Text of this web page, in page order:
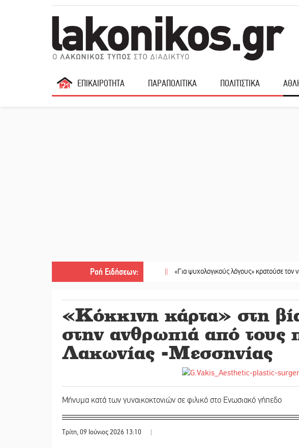
ΕΠΙΚΑΙΡΟΤΗΤΑ ΠΑΡΑΠΟΛΙΤΙΚΑ ΠΟΛΙΤΙΣΤΙΚΑ
Ροή Ειδήσεων:
|| «Για ψυχολογικούς λόγους» κρατούσε τον νεκρό
«Κόκκινη κάρτα» στη
στην ανθρωπιά από τους
Λακωνίας -Μεσσηνίας
Μήνυμα κατά των γυναικοκτονιών σε φιλικό στο Ενωσιακό γήπεδο
Τρίτη, 09 Ιούνιος 2026 13:10 |